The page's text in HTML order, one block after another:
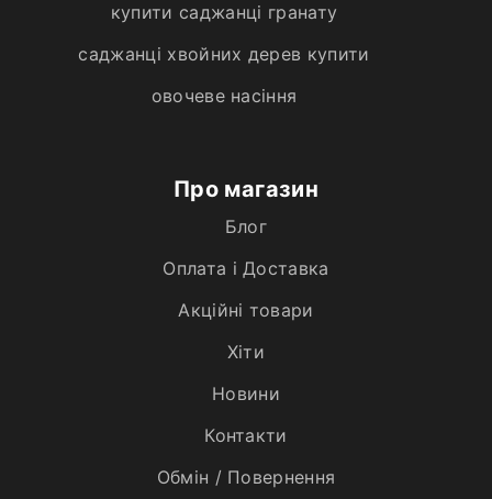
купити саджанці гранату
саджанці хвойних дерев купити
овочеве насіння
Про магазин
Блог
Оплата і Доставка
Акційні товари
Хiти
Новини
Контакти
Обмін / Повернення